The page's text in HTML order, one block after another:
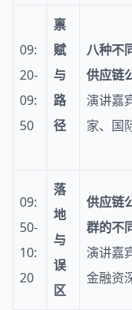
09:
20-
09:
50
禀
赋
与
路
径
八种不
供应链
演讲嘉
家、国
09:
50-
10:
20
落
地
与
误
区
供应链
群的不
演讲嘉
金融资